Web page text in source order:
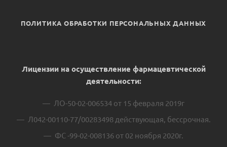
ПОЛИТИКА ОБРАБОТКИ ПЕРСОНАЛЬНЫХ ДАННЫХ
Лицензии на осуществление фармацевтической
деятельности:
ЛО-50-02-006534 от 15 февраля 2019г
Л042-00110-77/00283498 действующая, бессрочная.
ФС -99-02-008136 от 02 ноября 2020г.